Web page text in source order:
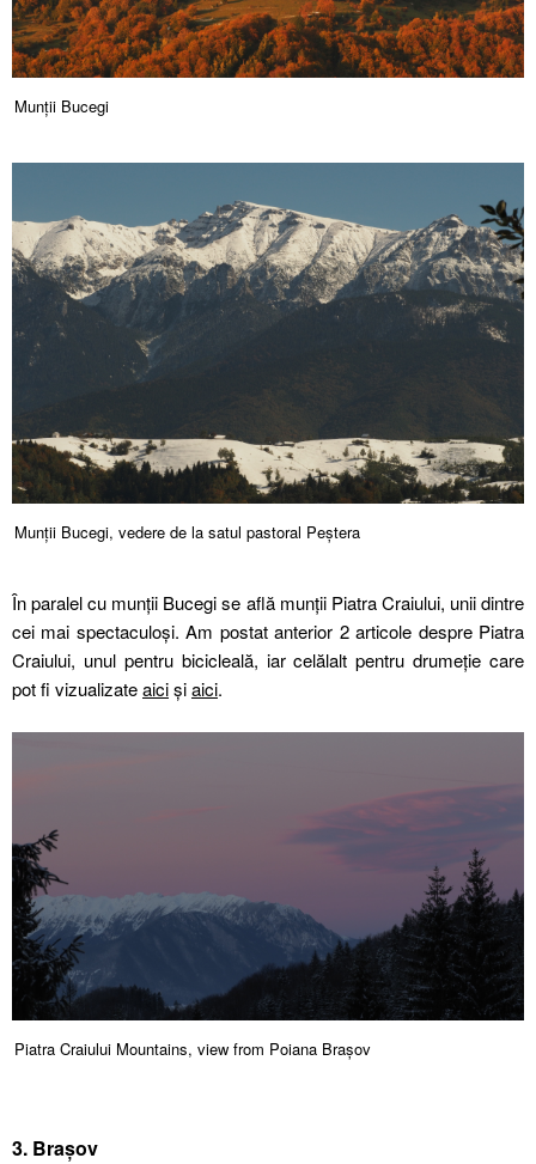
Munții Bucegi
Munții Bucegi, vedere de la satul pastoral Peștera
În paralel cu munții Bucegi se află munții Piatra Craiului, unii dintre
cei mai spectaculoși. Am postat anterior 2 articole despre Piatra
Craiului, unul pentru bicicleală, iar celălalt pentru drumeție care
pot fi vizualizateaicișiaici.
Piatra Craiului Mountains, view from Poiana Brașov
3. Brașov